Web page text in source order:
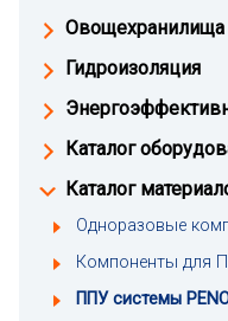
Овощехранилища
Гидроизоляция
Каталог
Каталог
Одноразовые
Компоненты для
ППУ системы